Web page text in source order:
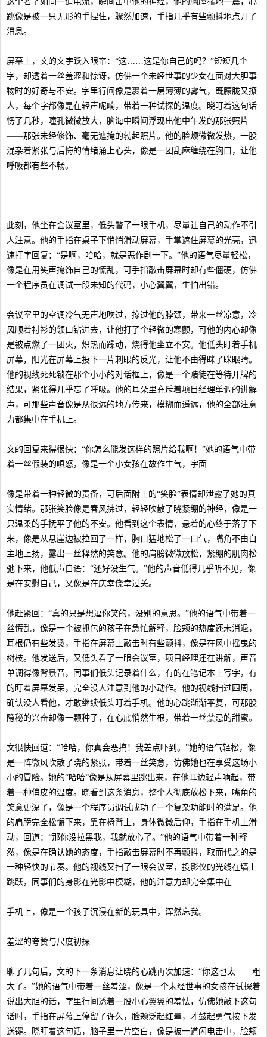
跳像是被一只无形的手捏住，骤然加速，手指几乎有些颤抖地点开了
消息。
屏幕上，文的文字跃入眼帘：“这……这是你自己的吗？”短短几个
字，却透着一丝羞涩和惊讶，仿佛一个未经世事的少女在面对大胆事
物时的好奇与不安。字里行间像是裹着一层薄薄的雾气，既朦胧又撩
人，每个字都像是在轻声呢喃，带着一种试探的温度。晓盯着这句话
愣了几秒，瞳孔微微放大，脑海中瞬间浮现出他中午发的那张照片
——那张未经修饰、毫无遮掩的勃起照片。他的脸颊微微发热，一股
混杂着紧张与后悔的情绪涌上心头，像是一团乱麻缠绕在胸口，让他
呼吸都有些不畅。
此刻，他坐在会议室里，低头瞥了一眼手机，尽量让自己的动作不引
人注意。他的手指在桌子下悄悄滑动屏幕，手掌遮住屏幕的光亮，迅
速打字回复：“是啊，哈哈，就是恶作剧一下。”他的语气尽量轻松，
像是在用笑声掩饰自己的慌乱，可手指敲击屏幕时却有些僵硬，仿佛
一个程序员在调试一段未知的代码，小心翼翼，生怕出错。
会议室里的空调冷气无声地吹过，掠过他的脖颈，带来一丝凉意，冷
风顺着衬衫的领口钻进去，让他打了个轻微的寒颤，可他的内心却像
是被点燃了一团火，炽热而躁动，烧得他坐立不安。他低头盯着手机
屏幕，阳光在屏幕上投下一片刺眼的反光，让他不由得眯了眯眼睛。
他的视线死死锁在那个小小的对话框上，像是一个赌徒在等待开牌的
结果，紧张得几乎忘了呼吸。他的耳朵里充斥着项目经理单调的讲解
声，可那些声音像是从很远的地方传来，模糊而遥远，他的全部注意
力都集中在手机上。
文的回复来得很快：“你怎么能发这样的照片给我啊！”她的语气中带
着一丝假装的嗔怒，像是一个小女孩在故作生气，字面
像是带着一种轻微的责备，可后面附上的“笑脸”表情却泄露了她的真
实情绪。那张笑脸像是春风拂过，轻轻吹散了晓紧绷的神经，像是一
只温柔的手抚平了他的不安。他看到这个表情，悬着的心终于落了下
来，像是从悬崖边被拉回了一样，胸口猛地松了一口气，嘴角不由自
主地上扬，露出一丝释然的笑意。他的肩膀微微放松，紧绷的肌肉松
弛下来，他低声自语：“还好没生气。”他的声音低得几乎听不见，像
是在安慰自己，又像是在庆幸侥幸过关。
他赶紧回：“真的只是想逗你笑的，没别的意思。”他的语气中带着一
丝慌乱，像是一个被抓包的孩子在急忙解释，脸颊的热度还未消退，
耳根仍有些发烫，手指在屏幕上敲击时有些颤抖，像是在风中摇曳的
树枝。他发送后，又低头看了一眼会议室，项目经理还在讲解，声音
单调得像背景音，同事们低头记录着什么，有的在笔记本上写字，有
的盯着屏幕发呆，完全没人注意到他的小动作。他的视线扫过四周，
确认没人看他，才敢继续低头盯着手机。他的心跳渐渐平复，可那股
隐秘的兴奋却像一颗种子，在心底悄然生根，带着一丝禁忌的甜蜜。
文很快回道：“哈哈，你真会恶搞！我差点吓到。”她的语气轻松，像
是一阵微风吹散了晓的紧张，带着一丝笑意，仿佛她也在享受这场小
小的冒险。她的“哈哈”像是从屏幕里跳出来，在他耳边轻声响起，带
着一种俏皮的温度。晓看到这条消息，整个人彻底放松下来，嘴角的
笑意更深了，像是一个程序员调试成功了一个复杂功能时的满足。他
的肩膀完全松懈下来，靠在椅背上，身体微微后仰，手指在手机上滑
动，回道：“那你没拉黑我，我就放心了。”他的语气中带着一种释
然，像是在确认她的态度，手指敲击屏幕时不再颤抖，取而代之的是
一种轻快的节奏。他的视线又扫了一眼会议室，投影仪的光线在墙上
跳跃，同事们的身影在光影中模糊，他的注意力却完全集中在
手机上，像是一个孩子沉浸在新的玩具中，浑然忘我。
羞涩的夸赞与尺度初探
聊了几句后，文的下一条消息让晓的心跳再次加速：“你这也太……粗
大了。”她的语气中带着一丝羞涩，像是一个未经世事的女孩在试探着
说出大胆的话，字里行间透着一股小心翼翼的羞怯，仿佛她敲下这句
话时，手指在屏幕上停留了许久，脸颊泛起红晕，才鼓起勇气按下发
送键。晓盯着这句话，脑子里一片空白，像是被一道闪电击中，脸颊